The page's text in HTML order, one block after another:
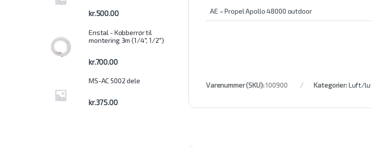
AE – Propel Apollo 48000 outdoor
Varenummer (SKU):100900 Kategorier:Luft/
kr.500.00
Enstal - Kobberrør til
montering 3m (1/4", 1/2")
kr.700.00
MS-AC 5002 dele
kr.375.00